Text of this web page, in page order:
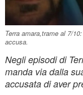
Terra amara,trame al 7/
accusa.
Negli episodi di
manda via dalla
accusata di aver